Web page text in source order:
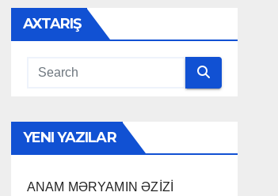
AXTARIŞ
YENI YAZILAR
ANAM MƏRYAMIN ƏZİZİ